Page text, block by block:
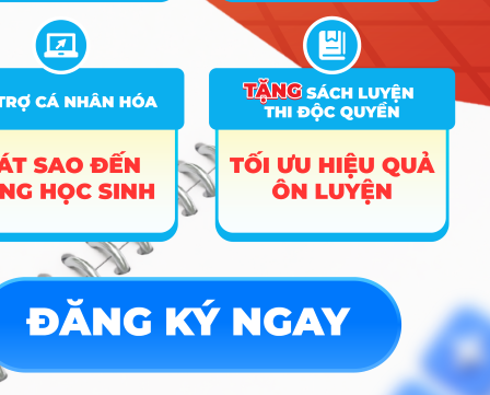
Nhóm KHXH&NV - Luật 11 ngành |Xem chi tiết
Nhóm Ngôn ngữ & Văn hóa 11 ngành |Xem chi tiết
Nhóm Sư phạm & Giáo dục 3 ngành |Xem chi tiết
Nhóm Truyền thông - Marketing
Nhóm Y dược & Chăm sóc Sức
khỏe
2 ngành | Xem chi tiết